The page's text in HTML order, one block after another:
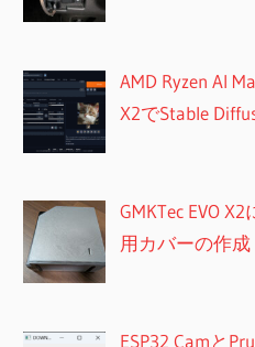
AMD Ryzen AI
X2でStable
GMKTec EVO
用カバーの作成
ESP32 Camと